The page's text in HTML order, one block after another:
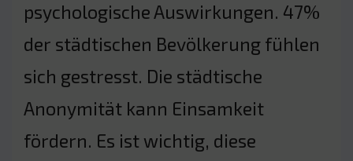
psychologische Auswirkungen. 47%
der städtischen Bevölkerung fühlen
sich gestresst. Die städtische
Anonymität kann Einsamkeit
fördern. Es ist wichtig, diese